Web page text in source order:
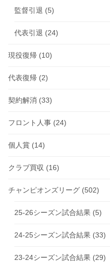
監督引退 (5)
代表引退 (24)
現役復帰 (10)
代表復帰 (2)
契約解消 (33)
フロント人事 (24)
個人賞 (14)
クラブ買収 (16)
チャンピオンズリーグ (502)
25-26シーズン試合結果 (5)
24-25シーズン試合結果 (33)
23-24シーズン試合結果 (29)